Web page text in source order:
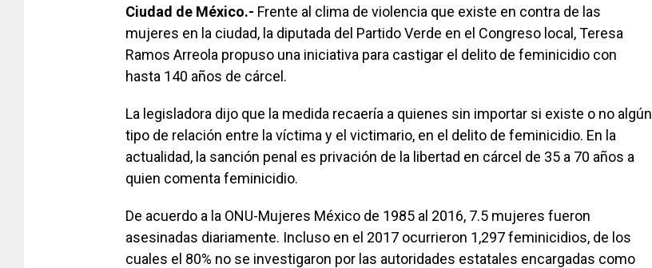
Ciudad de México.- Frente al clima de violencia que existe en contra de las
mujeres en la ciudad, la diputada del Partido Verde en el Congreso local, Teresa
Ramos Arreola propuso una iniciativa para castigar el delito de feminicidio con
hasta 140 años de cárcel.
La legisladora dijo que la medida recaería a quienes sin importar si existe o no algún
tipo de relación entre la víctima y el victimario, en el delito de feminicidio. En la
actualidad, la sanción penal es privación de la libertad en cárcel de 35 a 70 años a
quien comenta feminicidio.
De acuerdo a la ONU-Mujeres México de 1985 al 2016, 7.5 mujeres fueron
asesinadas diariamente. Incluso en el 2017 ocurrieron 1,297 feminicidios, de los
cuales el 80% no se investigaron por las autoridades estatales encargadas como